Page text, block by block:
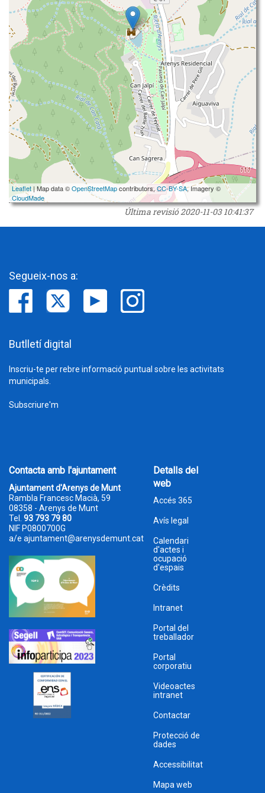
Leaflet | Map data ©OpenStreetMapcontributors,CC-BY-SA, Imagery ©
CloudMade
Última revisió2020-11-03 10:41:37
Segueix-nos a:
Butlletí digital
Inscriu-te per rebre informació puntual sobre les activitats
municipals.
Subscriure'm
Contacta amb l'ajuntament
Ajuntament d'Arenys de Munt
Rambla Francesc Macià, 59
08358 - Arenys de Munt
Tel. 93 793 79 80
NIF P0800700G
a/e ajuntament@arenysdemunt.cat
Detalls del
web
Accés 365
Avís legal
Calendari
d'actes i
ocupació
d'espais
Crèdits
Intranet
Portal del
treballador
Portal
corporatiu
Videoactes
intranet
Contactar
Protecció de
dades
Accessibilitat
Mapa web